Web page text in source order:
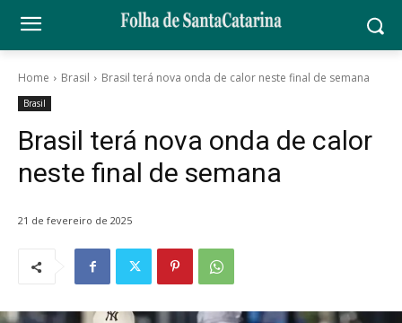
Home Brasil Brasil terá nova onda de calor neste final de semana
Brasil
Brasil terá nova onda de calor
neste final de semana
21 de fevereiro de 2025